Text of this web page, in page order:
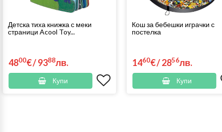
Детска тиха книжка с меки
страници Acool Toy...
4800€/9388лв.
Купи
Кош за бебешки играчки с
постелка
1460€/2856лв.
Купи